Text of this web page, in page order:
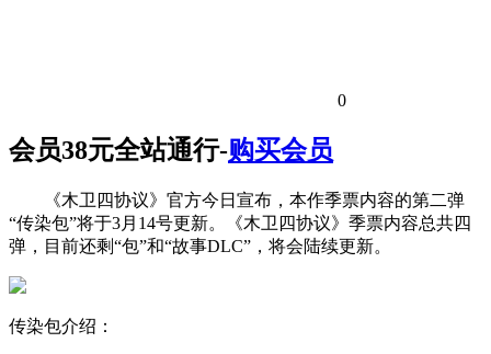
0
会员38元全站通行-购买会员
《木卫四协议》官方今日宣布，本作季票内容的第二弹
“传染包”将于3月14号更新。《木卫四协议》季票内容总共四
弹，目前还剩“包”和“故事DLC”，将会陆续更新。
传染包介绍：